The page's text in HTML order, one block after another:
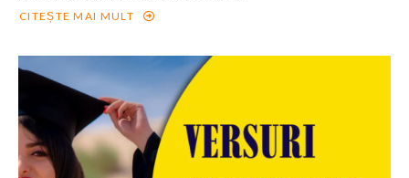
CITEȘTE MAI MULT